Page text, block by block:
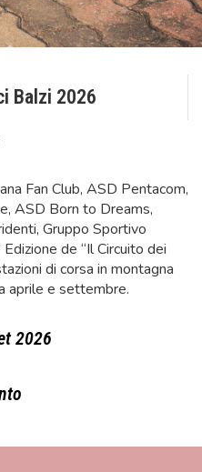
Balzi 2026
Fan Club, ASD Pentacom,
ASD Born to Dreams,
Gruppo Sportivo
de “Il Circuito dei
di corsa in montagna
aprile e settembre.
2026